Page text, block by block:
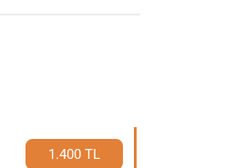
1.400 TL